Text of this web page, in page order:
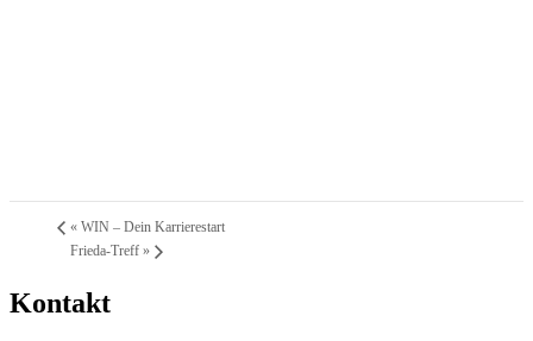
« WIN – Dein Karrierestart
Frieda-Treff »
Kontakt